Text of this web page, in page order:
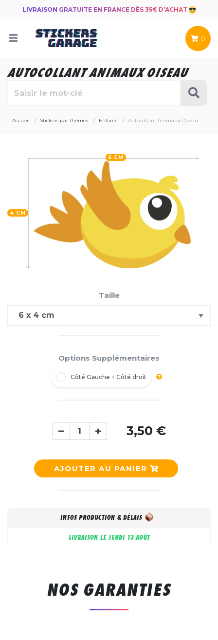
LIVRAISON GRATUITE EN FRANCE DÈS 35€ D’ACHAT
0
AUTOCOLLANT ANIMAUX OISEAU
Accueil Stickers par thèmes Enfants Autocollant Animaux Oiseau
4 CM
6 CM
Taille
Options Supplémentaires
Côté Gauche + Côté droit
3,50 €
AJOUTER AU PANIER
INFOS PRODUCTION & DÉLAIS
LIVRAISON LE JEUDI 13 AOÛT
NOS GARANTIES